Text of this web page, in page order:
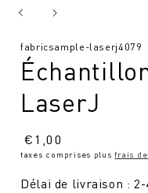
SKU
fabricsample-laserj4079
LaserJ
Prix
normal
€1,00
taxes comprises plusfrais
Délai de livraison :